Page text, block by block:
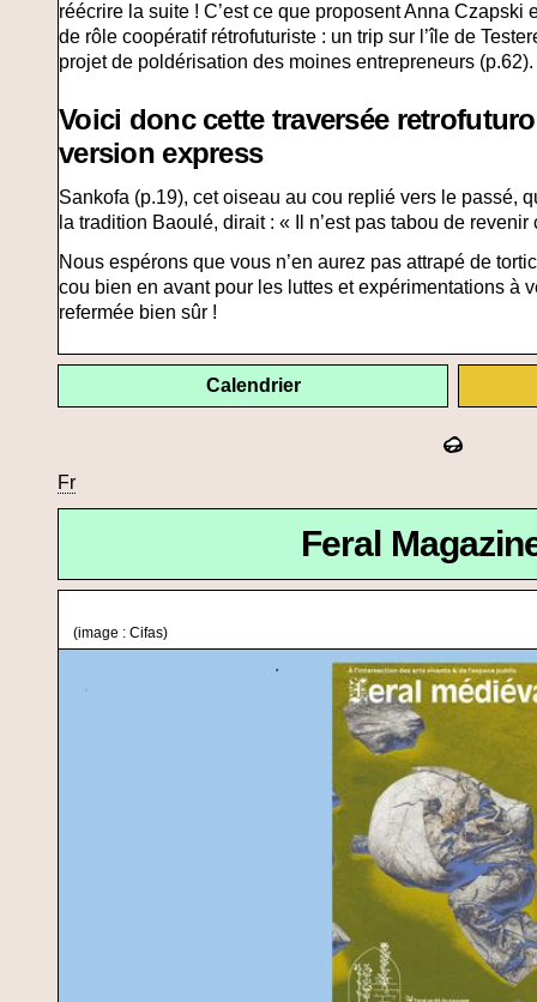
réécrire la suite ! C’est ce que proposent Anna Czapski
de rôle coopératif rétrofuturiste : un trip sur l’île de
projet de poldérisation des moines entrepreneurs
Voici donc cette traversée
version express
Sankofa (p.19), cet oiseau au cou replié vers le passé,
la tradition Baoulé, dirait : « Il n’est pas tabou de
Nous espérons que vous n’en aurez pas attrapé de
cou bien en avant pour les luttes et expérimentations à
refermée bien sûr !
Calendrier
Fr
Feral
(image : Cifas)